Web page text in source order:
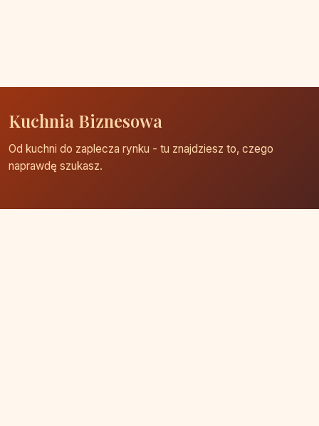
Kuchnia Biznesowa
Od kuchni do zaplecza rynku - tu znajdziesz to, czego
naprawdę szukasz.